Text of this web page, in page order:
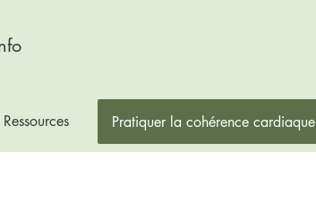
Ressources Pratiquer la cohérence cardiaque